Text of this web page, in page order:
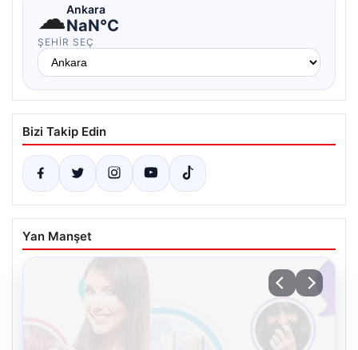
☁Ankara
NaN°C
ŞEHIR SEÇ
Bizi Takip Edin
Yan Manşet